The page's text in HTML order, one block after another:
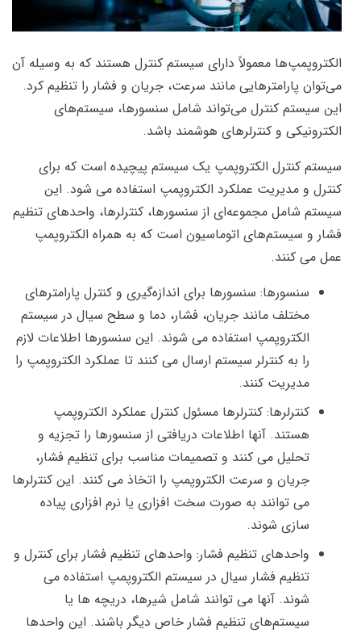
الکتروپمپ‌ها معمولاً دارای سیستم کنترل هستند که به وسیله آن
می‌توان پارامترهایی مانند سرعت، جریان و فشار را تنظیم کرد.
این سیستم کنترل می‌تواند شامل سنسورها، سیستم‌های
الکترونیکی و کنترلرهای هوشمند باشد.
سیستم کنترل الکتروپمپ یک سیستم پیچیده است که برای
کنترل و مدیریت عملکرد الکتروپمپ استفاده می شود. این
سیستم شامل مجموعه‌ای از سنسورها، کنترلرها، واحدهای تنظیم
فشار و سیستم‌های اتوماسیون است که به همراه الکتروپمپ
عمل می کنند.
سنسورها: سنسورها برای اندازه‌گیری و کنترل پارامترهای
مختلف مانند جریان، فشار، دما و سطح سیال در سیستم
الکتروپمپ استفاده می شوند. این سنسورها اطلاعات لازم
را به کنترلر سیستم ارسال می کنند تا عملکرد الکتروپمپ را
مدیریت کنند.
کنترلرها: کنترلرها مسئول کنترل عملکرد الکتروپمپ
هستند. آنها اطلاعات دریافتی از سنسورها را تجزیه و
تحلیل می کنند و تصمیمات مناسب برای تنظیم فشار،
جریان و سرعت الکتروپمپ را اتخاذ می کنند. این کنترلرها
می توانند به صورت سخت افزاری یا نرم افزاری پیاده
سازی شوند.
واحدهای تنظیم فشار: واحدهای تنظیم فشار برای کنترل و
تنظیم فشار سیال در سیستم الکتروپمپ استفاده می
شوند. آنها می توانند شامل شیرها، دریچه ها یا
سیستم‌های تنظیم فشار خاص دیگر باشند. این واحدها